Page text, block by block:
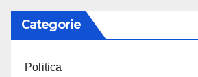
Categorie
Politica